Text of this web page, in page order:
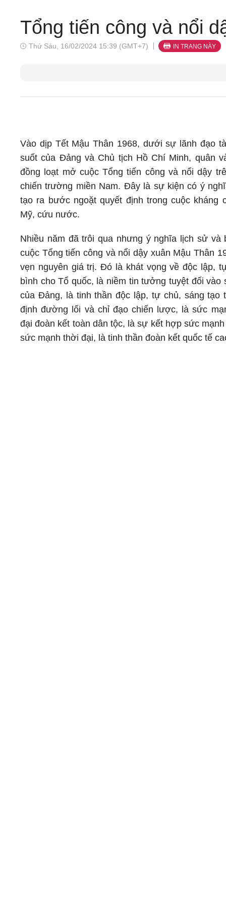
Tổng tiến công và nổi
Thứ Sáu, 16/02/2024 15:39 (GMT+7) IN TRANG NÀY
Vào dịp Tết Mậu Thân 1968, dưới sự lãnh đạo
suốt của Đảng và Chủ tịch Hồ Chí Minh, quân
đồng loạt mở cuộc Tổng tiến công và nổi dậy
chiến trường miền Nam. Đây là sự kiện có ý
tạo ra bước ngoặt quyết định trong cuộc kháng
Mỹ, cứu nước.
Nhiều năm đã trôi qua nhưng ý nghĩa lịch sử và
cuộc Tổng tiến công và nổi dậy xuân Mậu Thân
vẹn nguyên giá trị. Đó là khát vọng về độc lập,
bình cho Tổ quốc, là niềm tin tưởng tuyệt đối vào
của Đảng, là tinh thần độc lập, tự chủ, sáng tạo
định đường lối và chỉ đạo chiến lược, là sức
đại đoàn kết toàn dân tộc, là sự kết hợp sức
sức mạnh thời đại, là tinh thần đoàn kết quốc tế